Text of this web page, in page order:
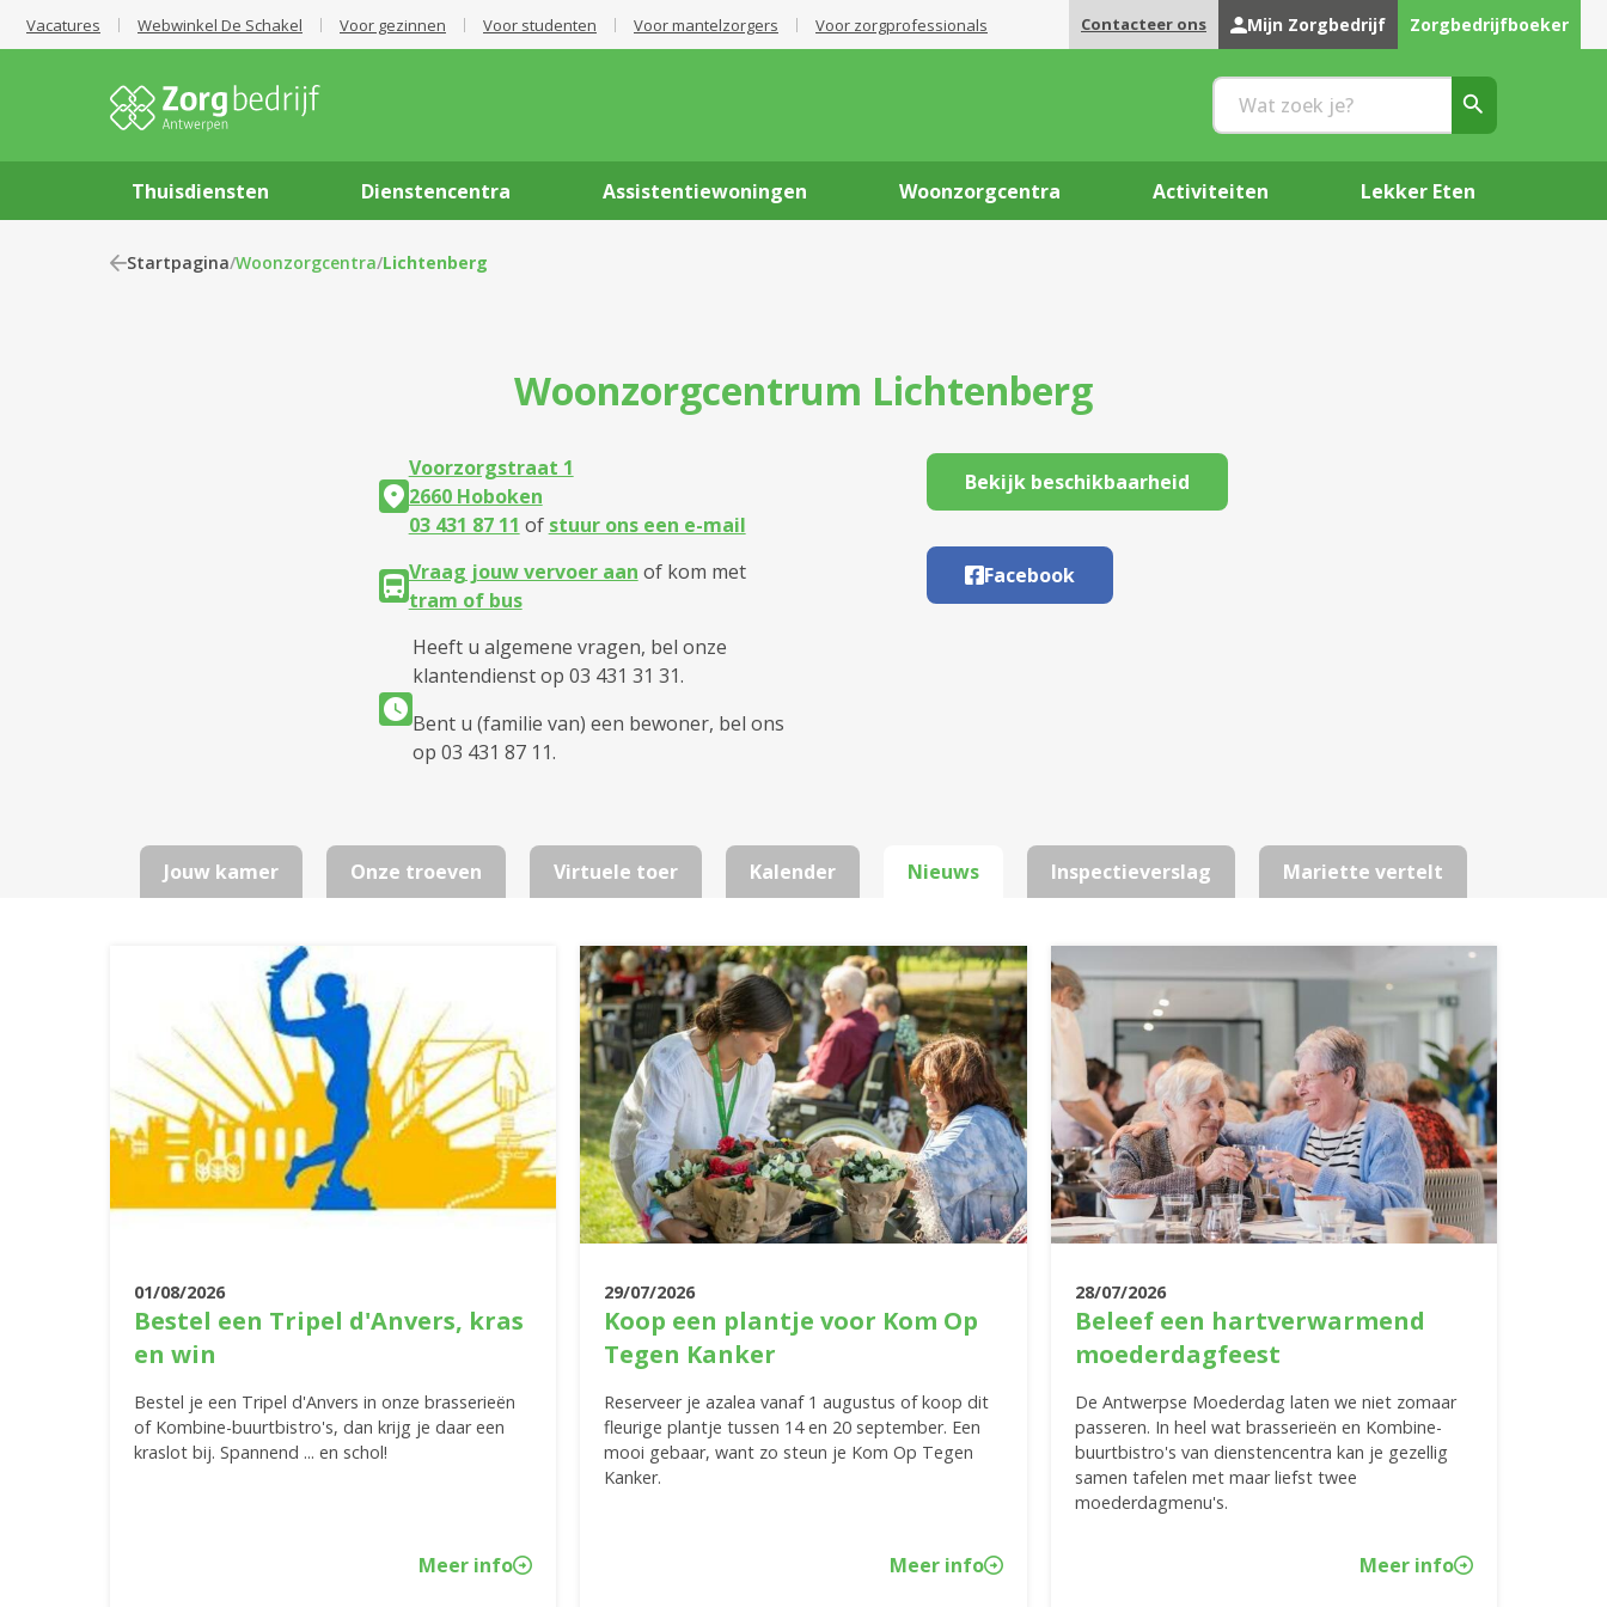
Vacatures Webwinkel De Schakel Voor gezinnen Voor studenten Voor mantelzorgers Voor zorgprofessionals Contacteer ons Mijn Zorgbedrijf Zorgbedrijfboeker
Thuisdiensten Dienstencentra Assistentiewoningen Woonzorgcentra Activiteiten Lekker Eten
Startpagina/Woonzorgcentra/Lichtenberg
Woonzorgcentrum Lichtenberg
Voorzorgstraat 1
2660 Hoboken
03 431 87 11 of stuur ons een e-mail
Vraag jouw vervoer aan of kom met
tram of bus
Heeft u algemene vragen, bel onze
klantendienst op 03 431 31 31.
Bent u (familie van) een bewoner, bel ons
op 03 431 87 11.
Bekijk beschikbaarheid
Facebook
Jouw kamer Onze troeven Virtuele toer Kalender Nieuws
01/08/2026
Bestel een Tripel d'Anvers, kras
en win
Bestel je een Tripel d'Anvers in onze brasserieën
of Kombine-buurtbistro's, dan krijg je daar een
kraslot bij. Spannend ... en schol!
Meer info
29/07/2026
Koop een plantje voor Kom Op
Tegen Kanker
Reserveer je azalea vanaf 1 augustus of koop dit
fleurige plantje tussen 14 en 20 september. Een
mooi gebaar, want zo steun je Kom Op Tegen
Kanker.
Meer info
28/07/2026
Beleef een hartverwarmend
moederdagfeest
De Antwerpse Moederdag laten we niet zomaar
passeren. In heel wat brasserieën en Kombine-
buurtbistro's van dienstencentra kan je gezellig
samen tafelen met maar liefst twee
moederdagmenu's.
Meer info
Inspectieverslag Mariette vertelt